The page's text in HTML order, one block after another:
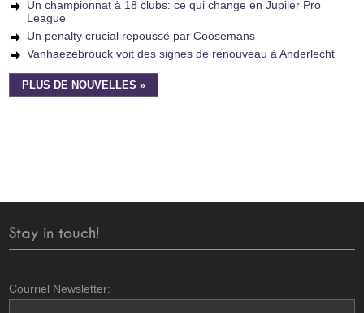
Un championnat à 18 clubs: ce qui change en Jupiler Pro
League
Un penalty crucial repoussé par Coosemans
Vanhaezebrouck voit des signes de renouveau à Anderlecht
PLUS DE NOUVELLES »
Stay in touch!
Courriel Newsletter: